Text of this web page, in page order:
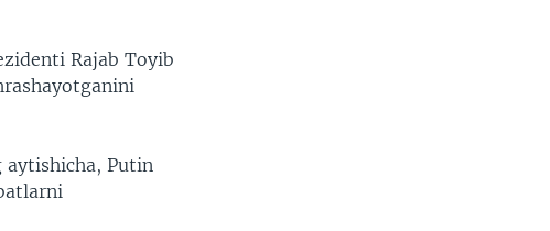
Rajab Toyib
aytishicha, Putin